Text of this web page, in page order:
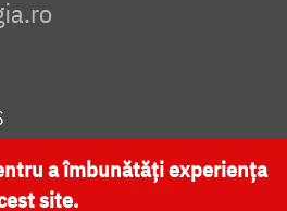
CATEDRALA NAȚIONALĂ
a îmbunătăți experiența
site.